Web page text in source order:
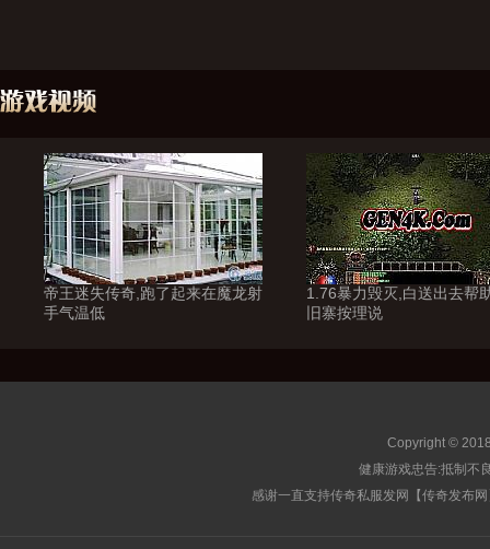
帝王迷失传奇,跑了起来在魔龙射
手气温低
1.76暴力毁灭,白送出去帮
旧寨按理说
Copyright ©
健康游戏忠告:抵制不
感谢一直支持传奇私服发网【传奇发布